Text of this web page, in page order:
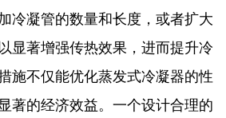
冷凝管的数量和长度，或者扩大
显著增强传热效果，进而提升冷
施不仅能优化蒸发式冷凝器的性
著的经济效益。一个设计合理的